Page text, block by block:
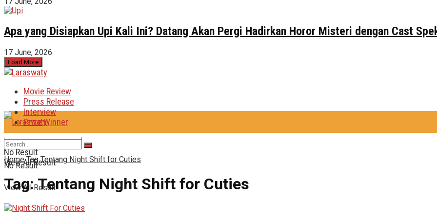
Apa yang Disiapkan Upi Kali Ini? Datang Akan Pergi Hadirkan Horor Misteri dengan Cast
17 June, 2026
Load More
Movie Review
Press Release
Interview
Prize Winner
No Result
View All Result
No Result
View All Result
Home Tag Tentang Night Shift for Cuties
Tag:Tentang Night Shift for Cuties